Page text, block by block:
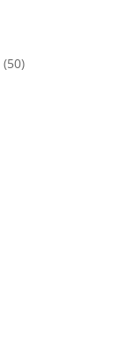
(50)